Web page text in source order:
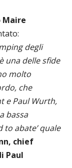
Maire
degli
una delle sfide
molto
che
e Paul Wurth,
bassa
abate’ quale
chief
Paul